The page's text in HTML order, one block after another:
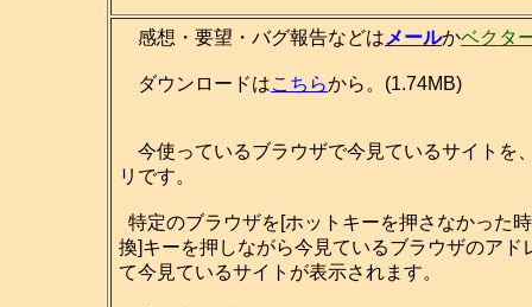
感想・要望・バグ報告などは メールかベクタ
ダウンロードはこちらから。(1.74MB)
今使っているブラウザで今見ているサイトを
リです。
特定のブラウザを[ホットキーを押さなかった
換]キーを押しながら今見ているブラウザのア
て今見ているサイトが表示されます。